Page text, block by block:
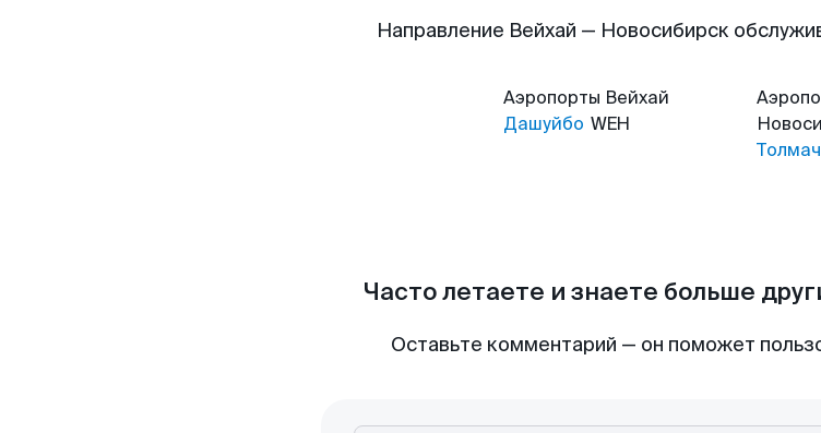
Направление Вейхай — Новосибирск
Аэропорты Вейхай
Дашуйбо WEH
Часто летаете и знаете больше
Оставьте комментарий — он поможет